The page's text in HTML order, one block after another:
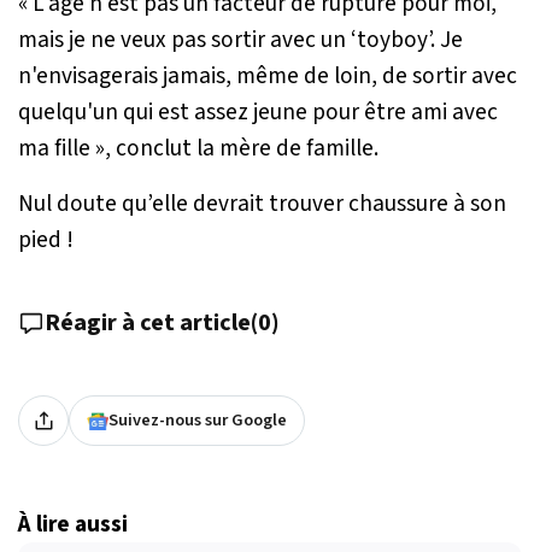
mais je ne veux pas sortir avec un ‘toyboy’. Je
n'envisagerais jamais, même de loin, de sortir avec
quelqu'un qui est assez jeune pour être ami avec
ma fille », conclut la mère de famille.
Nul doute qu’elle devrait trouver chaussure à son
pied !
Réagir à cet article(0)
Suivez-nous sur Google
À lire aussi